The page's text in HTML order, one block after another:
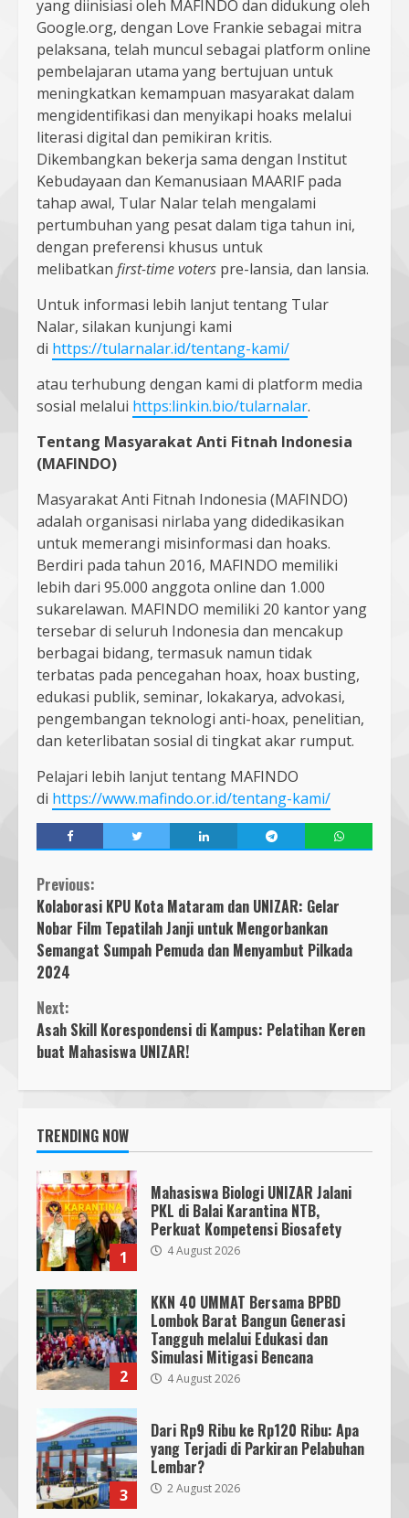
yang diinisiasi oleh MAFINDO dan didukung oleh
Google.org, dengan Love Frankie sebagai mitra
pelaksana, telah muncul sebagai platform online
pembelajaran utama yang bertujuan untuk
meningkatkan kemampuan masyarakat dalam
mengidentifikasi dan menyikapi hoaks melalui
literasi digital dan pemikiran kritis.
Dikembangkan bekerja sama dengan Institut
Kebudayaan dan Kemanusiaan MAARIF pada
tahap awal, Tular Nalar telah mengalami
pertumbuhan yang pesat dalam tiga tahun ini,
dengan preferensi khusus untuk
melibatkan first-time voters pre-lansia, dan lansia.
Untuk informasi lebih lanjut tentang Tular
Nalar, silakan kunjungi kami
di https://tularnalar.id/tentang-kami/
atau terhubung dengan kami di platform media
sosial melalui https:linkin.bio/tularnalar.
Tentang Masyarakat Anti Fitnah Indonesia
(MAFINDO)
Masyarakat Anti Fitnah Indonesia (MAFINDO)
adalah organisasi nirlaba yang didedikasikan
untuk memerangi misinformasi dan hoaks.
Berdiri pada tahun 2016, MAFINDO memiliki
lebih dari 95.000 anggota online dan 1.000
sukarelawan. MAFINDO memiliki 20 kantor yang
tersebar di seluruh Indonesia dan mencakup
berbagai bidang, termasuk namun tidak
terbatas pada pencegahan hoax, hoax busting,
edukasi publik, seminar, lokakarya, advokasi,
pengembangan teknologi anti-hoax, penelitian,
dan keterlibatan sosial di tingkat akar rumput.
Pelajari lebih lanjut tentang MAFINDO
di https://www.mafindo.or.id/tentang-kami/
Continue
Reading
Previous:
Kolaborasi KPU Kota Mataram dan UNIZAR: Gelar
Nobar Film Tepatilah Janji untuk Mengorbankan
Semangat Sumpah Pemuda dan Menyambut Pilkada
2024
Next:
Asah Skill Korespondensi di Kampus: Pelatihan Keren
buat Mahasiswa UNIZAR!
TRENDING NOW
1
Mahasiswa Biologi UNIZAR Jalani
PKL di Balai Karantina NTB,
Perkuat Kompetensi Biosafety
4 August 2026
2
KKN 40 UMMAT Bersama BPBD
Lombok Barat Bangun Generasi
Tangguh melalui Edukasi dan
Simulasi Mitigasi Bencana
4 August 2026
3
Dari Rp9 Ribu ke Rp120 Ribu: Apa
yang Terjadi di Parkiran Pelabuhan
Lembar?
2 August 2026